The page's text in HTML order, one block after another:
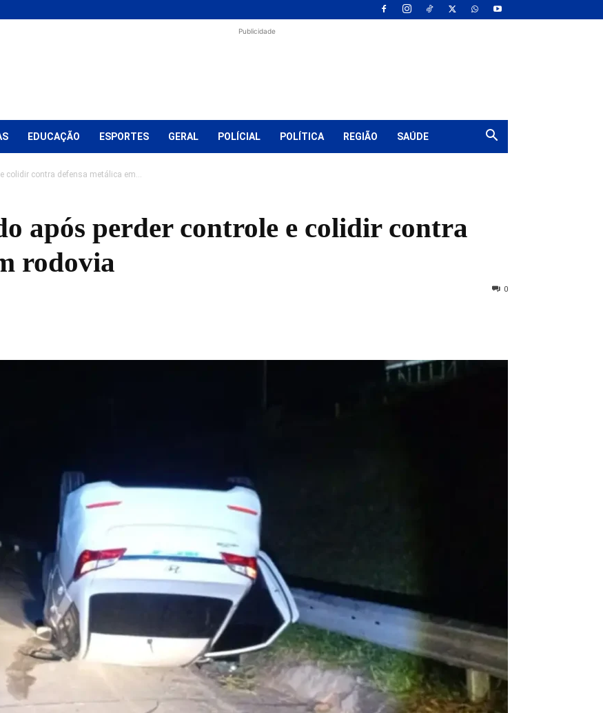
Publicidade
EDUCAÇÃO ESPORTES GERAL POLÍCIAL POLÍTICA REGIÃO SAÚDE
colidir contra defensa metálica em...
após perder controle e colidir contra
rodovia
0